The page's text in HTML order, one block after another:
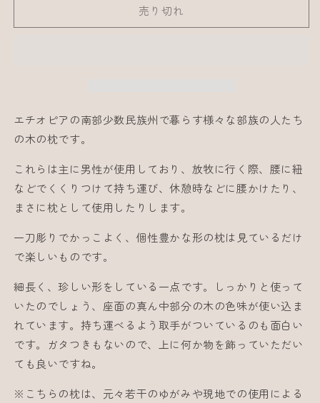
Traditional
量
を
ら
す
Traditional
量
や
す
売り切れ
エチオピアの南部少数民族州で暮らす様々な部族の人たち
の木の枕です。
これらは主に男性が使用しており、放牧に行く際、腰に紐
などでくくりつけて持ち運び、休憩時などに腰かけたり、
まさに枕として使用したりします。
一刀彫りでかっこよく、個性豊かな形の枕は見ているだけ
で楽しいものです。
細長く、珍しい形をしている一点です。しっかりと使って
いたのでしょう、座面の真ん中部分の木の色味が使い込ま
れています。持ち運べるよう取手がついているのも面白い
です。ガタつきもないので、上に何か物を飾っていただい
ても良いですね。
※こちらの枕は、元々若干のゆがみや現地での使用による